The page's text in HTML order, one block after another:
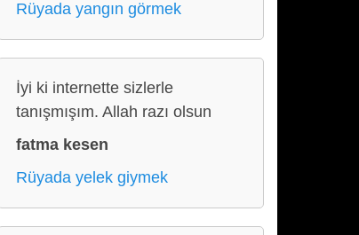
Rüyada yangın görmek
İyi ki internette sizlerle
tanışmışım. Allah razı olsun
fatma kesen
Rüyada yelek giymek